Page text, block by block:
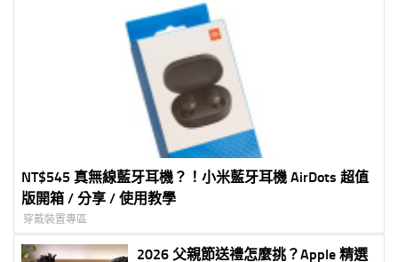
NT$545 真無線藍牙耳機？！小米藍牙耳機 AirDots 超值
版開箱 / 分享 / 使用教學
穿戴裝置專區
2026 父親節送禮怎麼挑？Apple 精選